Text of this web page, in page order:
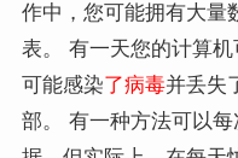
作中，您可能拥有大量
表。 有一天您的计算
可能感染了病毒并丢失
部。 有一种方法可以